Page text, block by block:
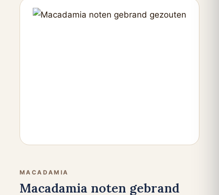
MACADAMIA
Macadamia noten gebrand